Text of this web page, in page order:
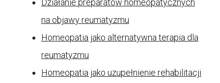
Działanie preparatów homeopatycznych
na objawy reumatyzmu
Homeopatia jako alternatywna terapia dla
reumatyzmu
Homeopatia jako uzupełnienie rehabilitacji